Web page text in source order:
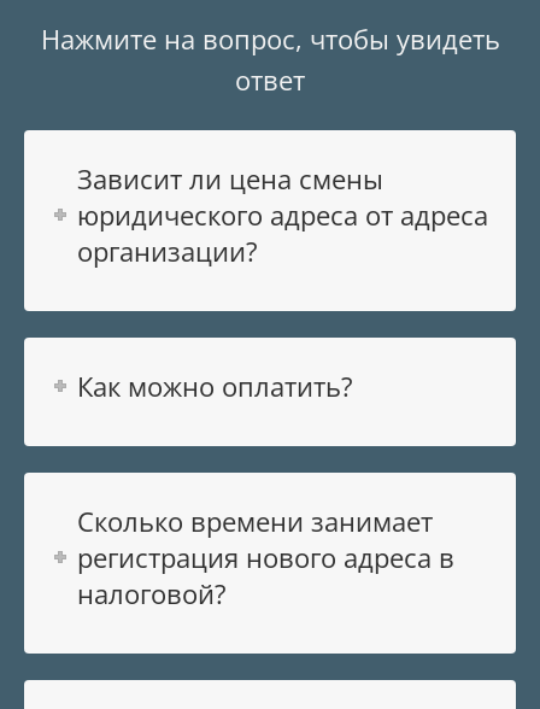
Нажмите на вопрос, чтобы увидеть
ответ
Зависит ли цена смены
юридического адреса от адреса
организации?
Как можно оплатить?
Сколько времени занимает
регистрация нового адреса в
налоговой?